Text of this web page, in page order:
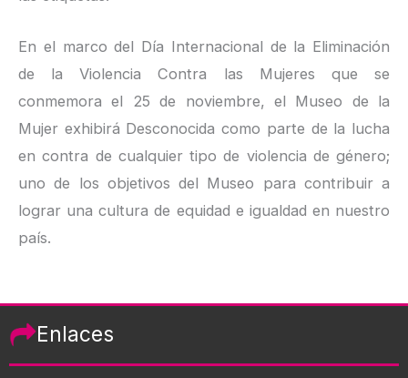
En el marco del Día Internacional de la Eliminación
de la Violencia Contra las Mujeres que se
conmemora el 25 de noviembre, el Museo de la
Mujer exhibirá Desconocida como parte de la lucha
en contra de cualquier tipo de violencia de género;
uno de los objetivos del Museo para contribuir a
lograr una cultura de equidad e igualdad en nuestro
país.
Enlaces